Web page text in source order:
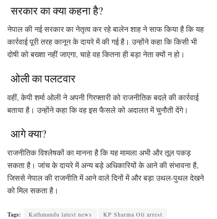
सरकार का क्या कहना है?
नेपाल की नई सरकार का नेतृत्व कर रहे बालेन शाह ने साफ किया है कि यह
कार्रवाई पूरी तरह कानून के दायरे में की गई है। उन्होंने कहा कि किसी भी
दोषी को बख्शा नहीं जाएगा, चाहे वह कितना ही बड़ा नेता क्यों न हो।
ओली का पलटवार
वहीं, केपी शर्मा ओली ने अपनी गिरफ्तारी को राजनीतिक बदले की कार्रवाई
बताया है। उन्होंने कहा कि वह इस फैसले को अदालत में चुनौती देंगे।
आगे क्या?
राजनीतिक विश्लेषकों का मानना है कि यह मामला अभी और तूल पकड़
सकता है। जांच के दायरे में अन्य बड़े अधिकारियों के आने की संभावना है,
जिससे नेपाल की राजनीति में आने वाले दिनों में और बड़ा उथल-पुथल देखने
को मिल सकता है।
Tags: Kathmandu latest news
KP Sharma Oli arrest